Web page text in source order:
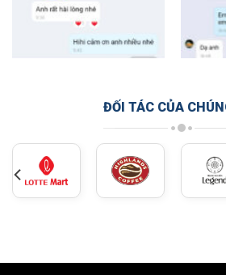
ĐỐI TÁC CỦA